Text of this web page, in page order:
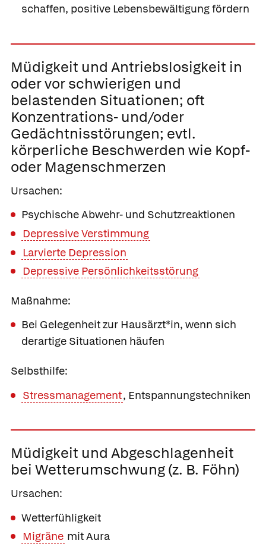
schaffen, positive Lebensbewältigung fördern
Müdigkeit und Antriebslosigkeit in
oder vor schwierigen und
belastenden Situationen; oft
Konzentrations- und/oder
Gedächtnisstörungen; evtl.
körperliche Beschwerden wie Kopf-
oder Magenschmerzen
Ursachen:
Psychische Abwehr- und Schutzreaktionen
Depressive Verstimmung
Larvierte Depression
Depressive Persönlichkeitsstörung
Maßnahme:
Bei Gelegenheit zur Hausärzt*in, wenn sich
derartige Situationen häufen
Selbsthilfe:
Stressmanagement, Entspannungstechniken
Müdigkeit und Abgeschlagenheit
bei Wetterumschwung(z. B. Föhn)
Ursachen:
Wetterfühligkeit
Migräne mit Aura